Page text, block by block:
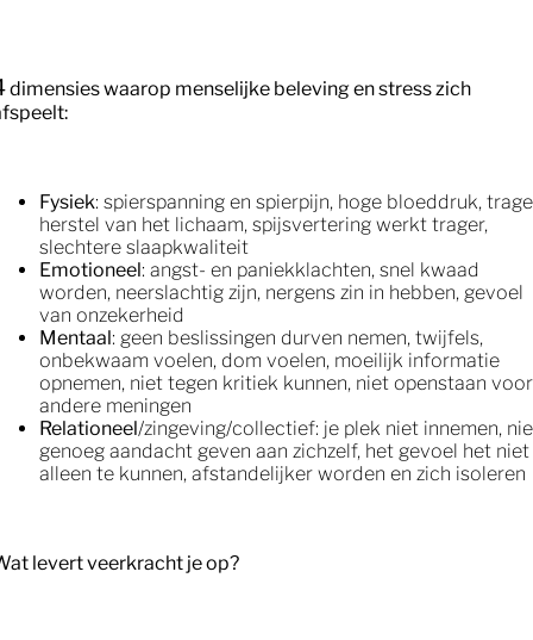
dimensies waarop menselijke beleving en stress zich
Fysiek: spierspanning en spierpijn, hoge bloeddruk,
herstel van het lichaam, spijsvertering werkt trager,
slechtere slaapkwaliteit
Emotioneel: angst- en paniekklachten, snel kwaad
worden, neerslachtig zijn, nergens zin in hebben, gevoel
van onzekerheid
Mentaal: geen beslissingen durven nemen, twijfels,
onbekwaam voelen, dom voelen, moeilijk informatie
opnemen, niet tegen kritiek kunnen, niet openstaan voor
andere meningen
Relationeel/zingeving/collectief: je plek niet innemen,
genoeg aandacht geven aan zichzelf, het gevoel het niet
alleen te kunnen, afstandelijker worden en zich isoleren
levert veerkracht je op?